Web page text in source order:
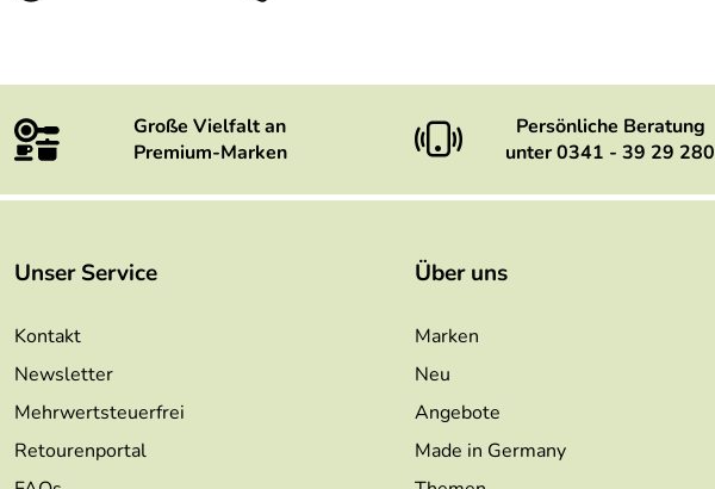
Große Vielfalt an
Premium-Marken
Persönliche Beratung
unter 0341 - 39 29 280
Unser Service
Kontakt
Newsletter
Mehrwertsteuerfrei
Retourenportal
Über uns
Marken
Neu
Angebote
Made in Germany